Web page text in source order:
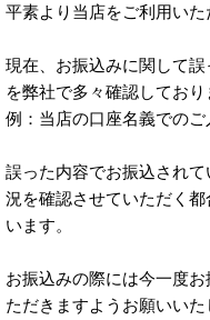
平素より当店をご利用いた
現在、お振込みに関して
を弊社で多々確認しており
例：当店の口座名義での
誤った内容でお振込され
況を確認させていただく
います。
お振込みの際には今一度
ただきますようお願いいた